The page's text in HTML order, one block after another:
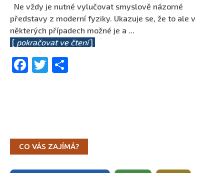
Ne vždy je nutné vylučovat smyslově názorné
představy z moderní fyziky. Ukazuje se, že to ale v
některých případech možné je a ...
[ pokračovat ve čtení]
Facebook
Twitter
CO VÁS ZAJÍMÁ?